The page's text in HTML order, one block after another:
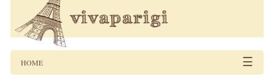
HOME ☰